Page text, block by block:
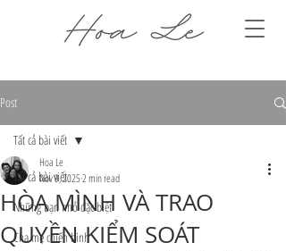
Post
Tất cả bài viết
Những bạn nhỏ đặc biệt
Cha mẹ chiến binh
Tất cả bài viết
HÒA MÌNH VÀ TRAO
QUYỀN KIỂM SOÁT
Hoa Le
Nov 9, 20252 min read